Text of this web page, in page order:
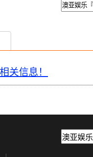
关信息！